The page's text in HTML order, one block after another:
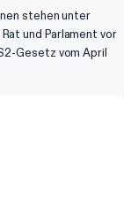
stehen unter
und Parlament vor
Gesetz vom April